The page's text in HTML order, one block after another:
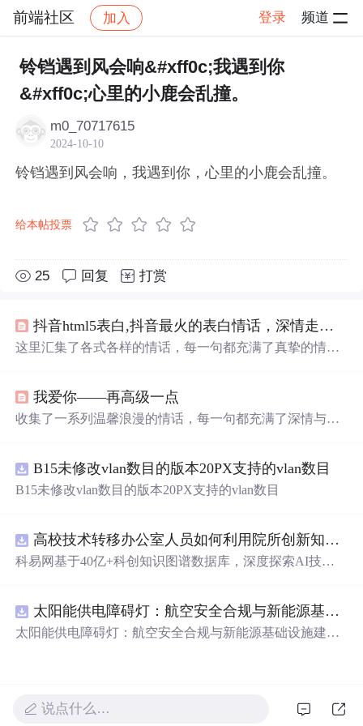
前端社区 加入 登录 频道
社区 前端社区 感慨 帖子详情
铃铛遇到风会响&#xff0c;我遇到你
&#xff0c;心里的小鹿会乱撞。
m0_70717615
2024-10-10
铃铛遇到风会响，我遇到你，心里的小鹿会乱撞。
给本帖投票
25 回复 打赏
抖音html5表白,抖音最火的表白情话，深情走心，恋爱必备
这里汇集了各式各样的情话，每一句都充满了真挚的情
一半深深的爱意。
我爱你——再高级一点
收集了一系列温馨浪漫的情话，每一句都充满了深情与爱
B15未修改vlan数目的版本20PX支持的vlan数目
B15未修改vlan数目的版本20PX支持的vlan数目
高校技术转移办公室人员如何利用院所创新知识图谱发现技术转化瓶颈？.docx
科易网基于40亿+科创知识图谱数据库，深度探索AI技术
新领域的AI+数智化解决方案，推动科技创新与产业创新
智能化发展。
太阳能供电障碍灯：航空安全合规与新能源基础设施建设驱动的离网照明市场.docx
太阳能供电障碍灯：航空安全合规与新能源基础设施建设
说点什么…